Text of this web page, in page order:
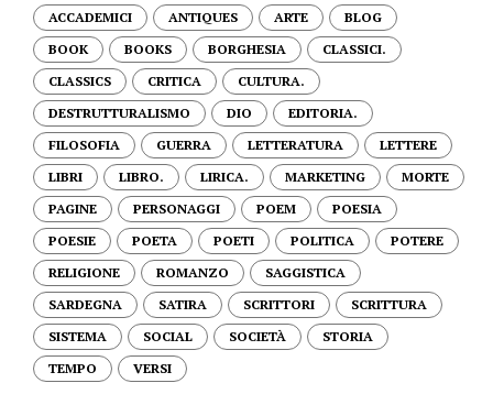
ACCADEMICI ANTIQUES ARTE
BLOG
BOOK
BOOKS BORGHESIA
CLASSICI.
CLASSICS
CRITICA
CULTURA.
DESTRUTTURALISMO
DIO
EDITORIA.
FILOSOFIA
GUERRA LETTERATURA
LETTERE
LIBRI
LIBRO. LIRICA. MARKETING
MORTE
PAGINE
PERSONAGGI POEM
POESIA
POESIE
POETA POETI POLITICA
POTERE
RELIGIONE
ROMANZO
SAGGISTICA
SARDEGNA
SATIRA SCRITTORI
SCRITTURA
SISTEMA
SOCIAL SOCIETÀ
STORIA
TEMPO
VERSI